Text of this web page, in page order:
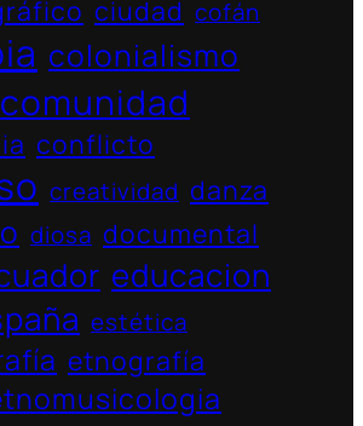
ciudad cofán
colonialismo
comunidad
conflicto
creatividad danza
diosa documental
educacion
estética
etnografía